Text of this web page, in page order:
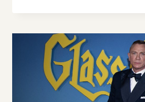
THE
–
KINO-
AUS
UND
SERIEN-
ZUKUNFT?